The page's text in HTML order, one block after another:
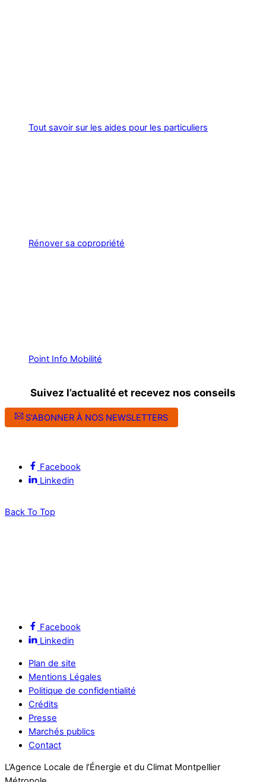
Tout savoir sur les aides pour les particuliers
Rénover sa copropriété
Point Info Mobilité
Suivez l’actualité et recevez nos conseils
S'ABONNER À NOS NEWSLETTERS
Facebook
Linkedin
Back To Top
Facebook
Linkedin
Plan de site
Mentions Légales
Politique de confidentialité
Crédits
Presse
Marchés publics
Contact
L’Agence Locale de l’Énergie et du Climat Montpellier